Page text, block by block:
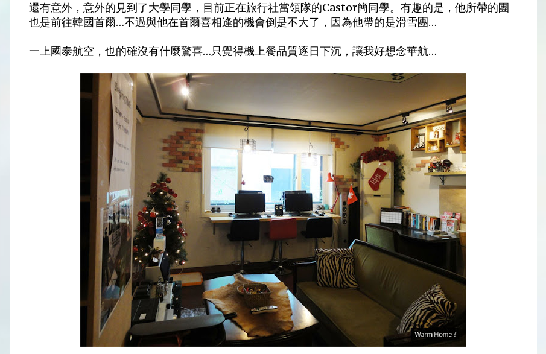
還有意外，意外的見到了大學同學，目前正在旅行社當領隊的Castor簡同學。有趣的是，他所帶的團
也是前往韓國首爾…不過與他在首爾喜相逢的機會倒是不大了，因為他帶的是滑雪團…
一上國泰航空，也的確沒有什麼驚喜…只覺得機上餐品質逐日下沉，讓我好想念華航…